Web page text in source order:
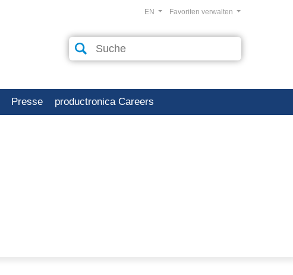
Favoriten verwalten
EN
Presse productronica Careers